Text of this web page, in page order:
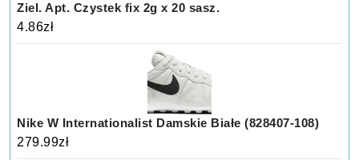
Ziel. Apt. Czystek fix 2g x 20 sasz.
4.86zł
Nike W Internationalist Damskie Białe (828407-108)
279.99zł